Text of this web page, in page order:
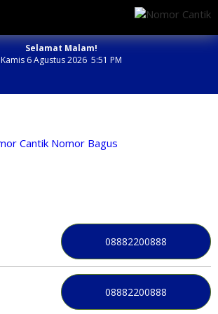
Selamat Malam!
Kamis 6 Agustus 2026 5:51 PM
08882200888
08882200888